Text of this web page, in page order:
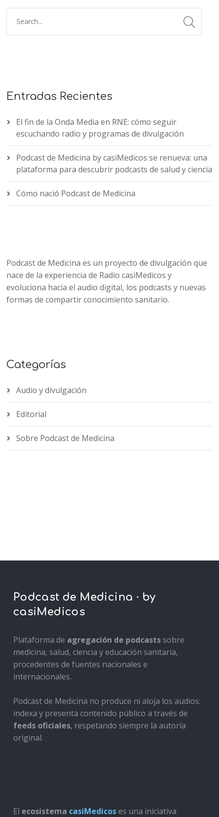
Entradas Recientes
El fin de la Onda Media en RNE: cómo seguir
escuchando radio y programas de divulgación
Podcast de Medicina by casiMedicos se renueva: una
plataforma para descubrir podcasts de salud y ciencia
Cómo nació Podcast de Medicina
Podcast de Medicina es un proyecto de divulgación que
nace de la experiencia de Radio casiMedicos y
evoluciona hacia el audio digital, los podcasts y nuevas
formas de compartir conocimiento sanitario.
Categorías
Audio y divulgación
Editorial
Sobre Podcast de Medicina
Podcast de Medicina · by
casiMedicos
Plataforma de agregación de podcastssobre
medicina, salud, ciencia y educación sanitaria,
procedentes de fuentes nacionales e
internacionales.
Podcast de Medicina no produce ni aloja los audios:
indexa y presenta contenido público a través de
feeds oficiales, respetando siempre la autoría
original.
El ecosistema casiMedicoses una iniciativa